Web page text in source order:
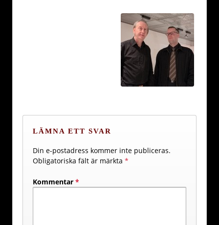
LÄMNA ETT SVAR
Din e-postadress kommer inte publiceras.
Obligatoriska fält är märkta *
Kommentar *